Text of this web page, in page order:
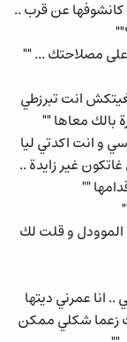
كانشوفها عن قرب ..
مصلاحتك ... ""
انت تبرزطي
بالك معاها ""
و انت اكدتي ليا
غير زايدة ..
""
الموودل و قلت لك
انا عمرني ديتها
زعما شكلي ممكن